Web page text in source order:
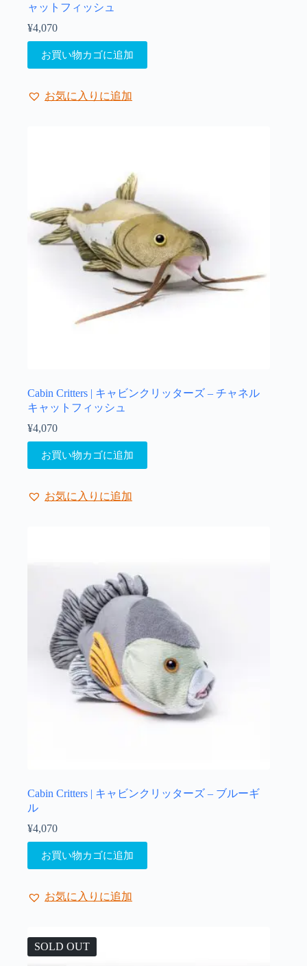
ャットフィッシュ
¥4,070
お買い物カゴに追加
お気に入りに追加
Cabin Critters | キャビンクリッターズ – チャネル
キャットフィッシュ
¥4,070
お買い物カゴに追加
お気に入りに追加
Cabin Critters | キャビンクリッターズ – ブルーギ
ル
¥4,070
お買い物カゴに追加
お気に入りに追加
SOLD OUT